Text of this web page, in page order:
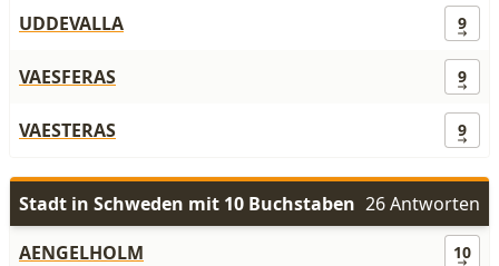
UDDEVALLA 9
VAESFERAS 9
VAESTERAS 9
Stadt in Schweden mit 10 Buchstaben 26 Antworten
AENGELHOLM
10